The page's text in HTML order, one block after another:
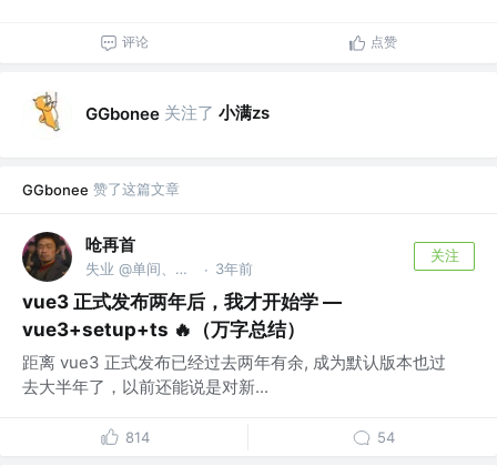
评论 点赞
GGbonee 关注了 小满zs
GGbonee 赞了这篇文章
呛再首
失业 @单间、切图 · 3年前
关注
vue3 正式发布两年后，我才开始学 —
vue3+setup+ts 🔥（万字总结）
距离 vue3 正式发布已经过去两年有余, 成为默认版本也过
去大半年了，以前还能说是对新...
814 54